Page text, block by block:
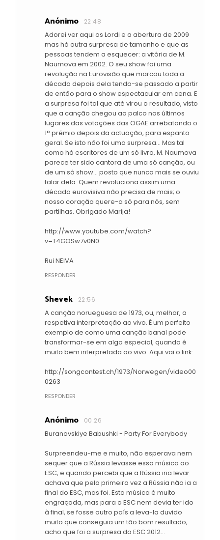
Anónimo 22:48
Adorei ver aqui os Lordi e a abertura de 2009
mas há outra surpresa de tamanho e que as
pessoas tendem a esquecer: a vitória de M.
Naumova em 2002. O seu show foi uma
revolução na Eurovisão que marcou toda a
década depois dela tendo-se passado a partir
de então para o show espectacular em cena. E
a surpresa foi tal que até virou o resultado, visto
que a canção chegou ao palco nos últimos
lugares das votações das OGAE arrebatando o
1° prémio depois da actuação, para espanto
geral. Se isto não foi uma surpresa... Mas tal
como há escritores de um só livro, M. Naumova
parece ter sido cantora de uma só canção, ou
de um só show... posto que nunca mais se ouviu
falar dela. Quem revoluciona assim uma
década eurovisiva não precisa de mais; o
nosso coração quere-a só para nós, sem
partilhas. Obrigado Marija!
http://www.youtube.com/watch?
v=T4GOSw7v0N0
Rui NEIVA
RESPONDER
Shevek 22:56
A canção norueguesa de 1973, ou, melhor, a
respetiva interpretação ao vivo. É um perfeito
exemplo de como uma canção banal pode
transformar-se em algo especial, quando é
muito bem interpretada ao vivo. Aqui vai o link:
http://songcontest.ch/1973/Norwegen/video00
0263
RESPONDER
Anónimo 00:26
Buranovskiye Babushki - Party For Everybody
Surpreendeu-me e muito, não esperava nem
sequer que a Rússia levasse essa música ao
ESC, e quando percebi que a Rússia iria levar
achava que pela primeira vez a Rússia não ia a
final do ESC, mas foi. Esta música é muito
engraçada, mas para o ESC nem devia ter ido
à final, se fosse outro país a leva-la duvido
muito que conseguia um tão bom resultado,
acho que foi a surpresa do ESC 2012...